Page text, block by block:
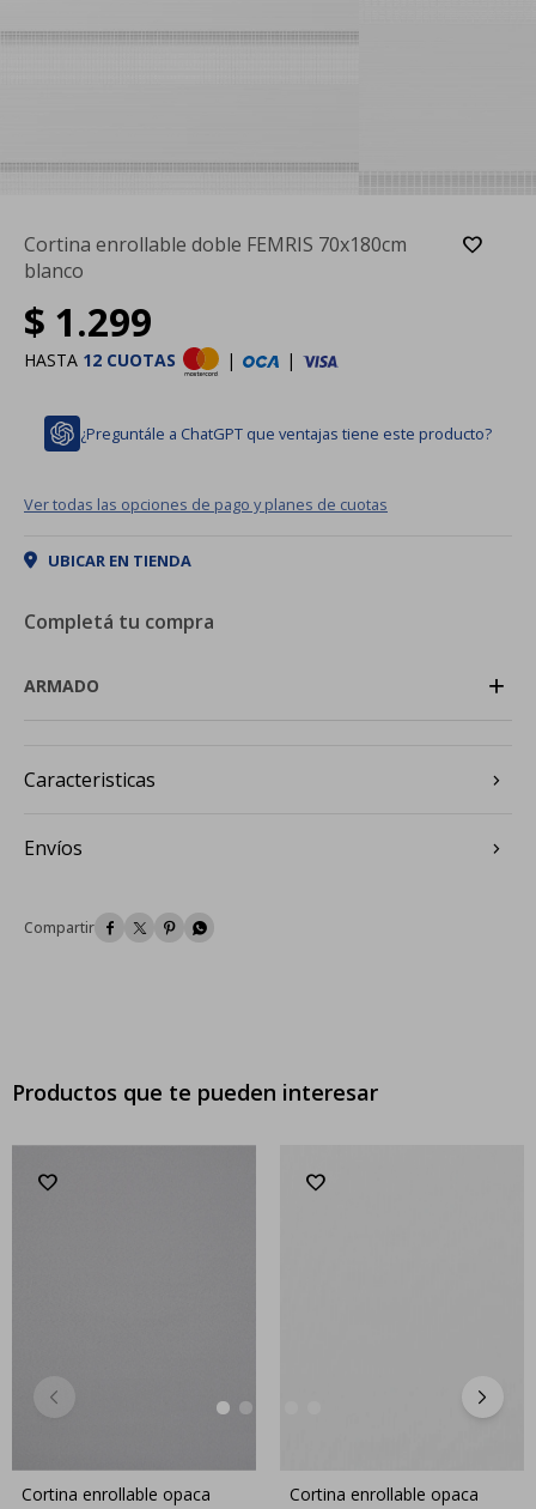
Cortina enrollable doble FEMRIS 70x180cm
blanco
$ 1.299
HASTA 12 CUOTAS | |
¿Preguntále a ChatGPT que ventajas tiene este producto?
Ver todas las opciones de pago y planes de cuotas
UBICAR EN TIENDA
Completá tu compra
ARMADO +
Caracteristicas
Envíos
   
Productos que te pueden interesar
Cortina enrollable opaca
Cortina enrollable opaca